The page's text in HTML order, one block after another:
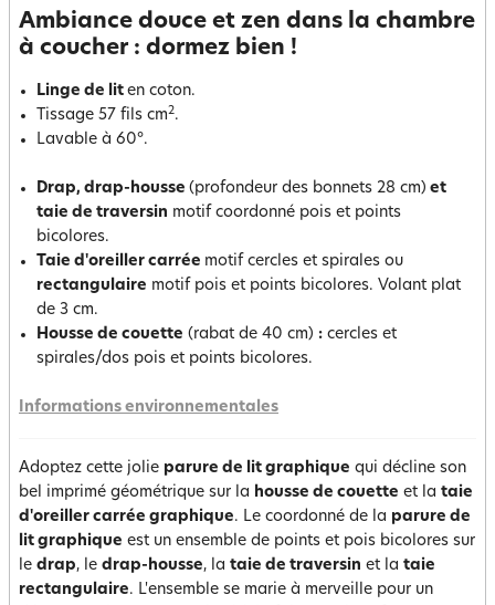
Ambiance douce et zen dans la chambre
à coucher : dormez bien !
Linge de lit en coton.
Tissage 57 fils cm2.
Lavable à 60°.
Drap, drap-housse (profondeur des bonnets 28 cm) et
taie de traversin motif coordonné pois et points
bicolores.
Taie d'oreiller carrée motif cercles et spirales ou
rectangulaire motif pois et points bicolores. Volant plat
de 3 cm.
Housse de couette (rabat de 40 cm) : cercles et
spirales/dos pois et points bicolores.
Informations environnementales
Adoptez cette jolie parure de lit graphique qui décline son
bel imprimé géométrique sur la housse de couette et la taie
d'oreiller carrée graphique. Le coordonné de la parure de
lit graphique est un ensemble de points et pois bicolores sur
le drap, le drap-housse, la taie de traversin et la taie
rectangulaire. L'ensemble se marie à merveille pour un